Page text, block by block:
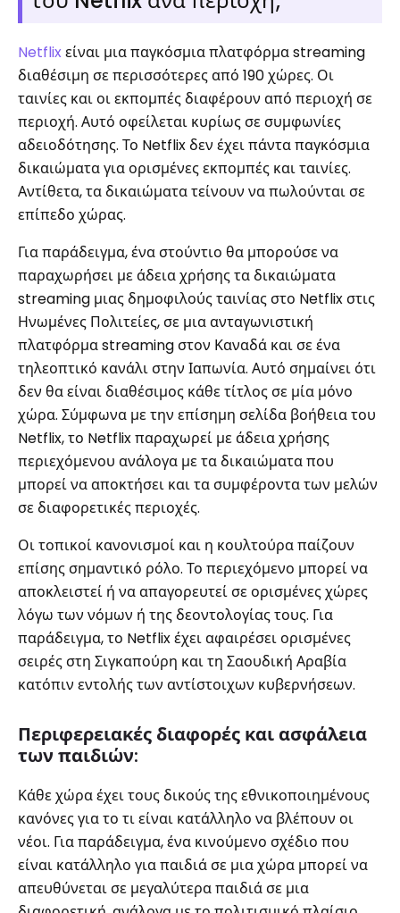
Netflixείναι μια παγκόσμια πλατφόρμα streaming
διαθέσιμη σε περισσότερες από 190 χώρες. Οι
ταινίες και οι εκπομπές διαφέρουν από περιοχή σε
περιοχή. Αυτό οφείλεται κυρίως σε συμφωνίες
αδειοδότησης. Το Netflix δεν έχει πάντα παγκόσμια
δικαιώματα για ορισμένες εκπομπές και ταινίες.
Αντίθετα, τα δικαιώματα τείνουν να πωλούνται σε
επίπεδο χώρας.
Για παράδειγμα, ένα στούντιο θα μπορούσε να
παραχωρήσει με άδεια χρήσης τα δικαιώματα
streaming μιας δημοφιλούς ταινίας στο Netflix στις
Ηνωμένες Πολιτείες, σε μια ανταγωνιστική
πλατφόρμα streaming στον Καναδά και σε ένα
τηλεοπτικό κανάλι στην Ιαπωνία. Αυτό σημαίνει ότι
δεν θα είναι διαθέσιμος κάθε τίτλος σε μία μόνο
χώρα. Σύμφωνα με την επίσημη σελίδα βοήθεια του
Netflix, το Netflix παραχωρεί με άδεια χρήσης
περιεχόμενου ανάλογα με τα δικαιώματα που
μπορεί να αποκτήσει και τα συμφέροντα των μελών
σε διαφορετικές περιοχές.
Οι τοπικοί κανονισμοί και η κουλτούρα παίζουν
επίσης σημαντικό ρόλο. Το περιεχόμενο μπορεί να
αποκλειστεί ή να απαγορευτεί σε ορισμένες χώρες
λόγω των νόμων ή της δεοντολογίας τους. Για
παράδειγμα, το Netflix έχει αφαιρέσει ορισμένες
σειρές στη Σιγκαπούρη και τη Σαουδική Αραβία
κατόπιν εντολής των αντίστοιχων κυβερνήσεων.
Περιφερειακές διαφορές και ασφάλεια
των παιδιών:
Κάθε χώρα έχει τους δικούς της εθνικοποιημένους
κανόνες για το τι είναι κατάλληλο να βλέπουν οι
νέοι. Για παράδειγμα, ένα κινούμενο σχέδιο που
είναι κατάλληλο για παιδιά σε μια χώρα μπορεί να
απευθύνεται σε μεγαλύτερα παιδιά σε μια